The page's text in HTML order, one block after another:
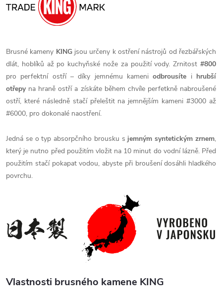
Brusné kameny KINGjsou určeny k ostření nástrojů od řezbářských
dlát, hoblíků až po kuchyňské nože za použití vody. Zrnitost #800
pro perfektní ostří – díky jemnému kameniodbrousíte i hrubší
otřepyna hraně ostří a získáte během chvíle perfetkně nabroušené
ostří, které následně stačí přeleštit na jemnějším kameni #3000 až
#6000, pro dokonalé naostření.
Jedná se o typ absorpčního brousku sjemným syntetickým zrnem,
který je nutno před použitím vložit na 10 minut do vodní lázně. Před
použitím stačí pokapat vodou, abyste při broušení dosáhli hladkého
povrchu.
Vlastnosti brusného kamene KING